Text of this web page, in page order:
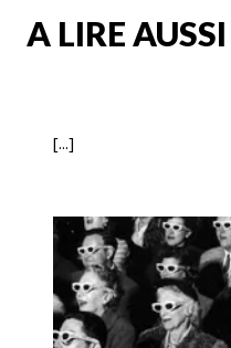
A LIRE AUSSI
[...]